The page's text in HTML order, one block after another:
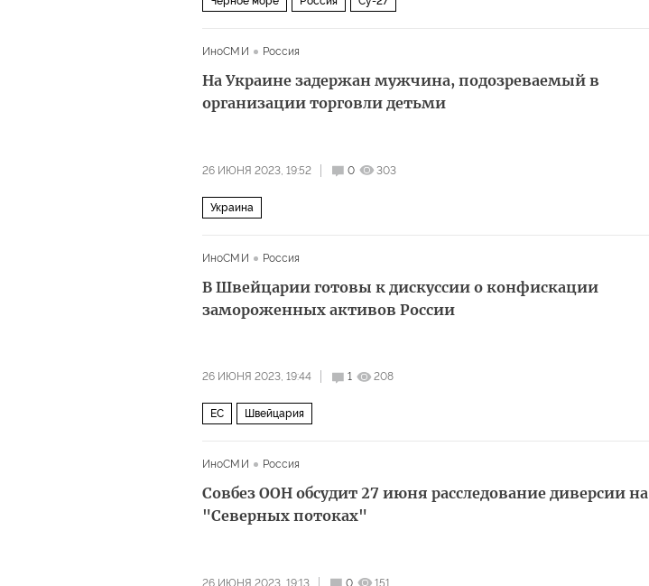
ИноСМИ Россия
На Украине задержан мужчина, подозреваемый в
организации торговли детьми
26 ИЮНЯ 2023, 19:52 0 303
Украина
ИноСМИ Россия
В Швейцарии готовы к дискуссии о конфискации
замороженных активов России
26 ИЮНЯ 2023, 19:44 1 208
ЕС Швейцария
ИноСМИ Россия
Совбез ООН обсудит 27 июня расследование диверсии на
"Северных потоках"
26 ИЮНЯ 2023, 19:13 0 151